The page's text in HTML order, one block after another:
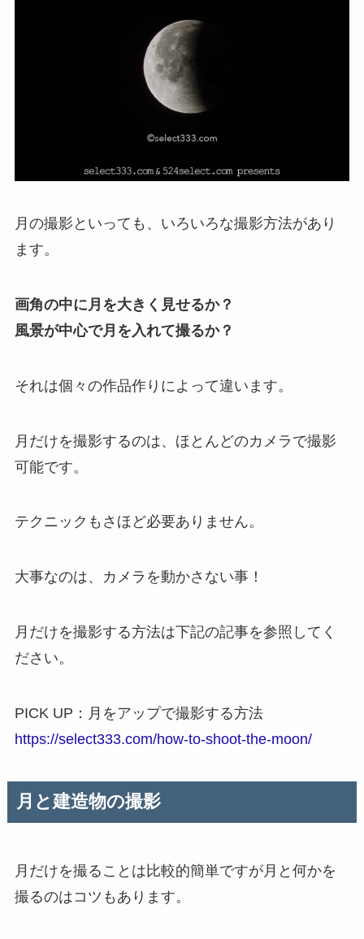
月の撮影といっても、いろいろな撮影方法があり
ます。
画角の中に月を大きく見せるか？
風景が中心で月を入れて撮るか？
それは個々の作品作りによって違います。
月だけを撮影するのは、ほとんどのカメラで撮影
可能です。
テクニックもさほど必要ありません。
大事なのは、カメラを動かさない事！
月だけを撮影する方法は下記の記事を参照してく
ださい。
PICK UP：月をアップで撮影する方法
https://select333.com/how-to-shoot-the-moon/
月と建造物の撮影
月だけを撮ることは比較的簡単ですが月と何かを
撮るのはコツもあります。